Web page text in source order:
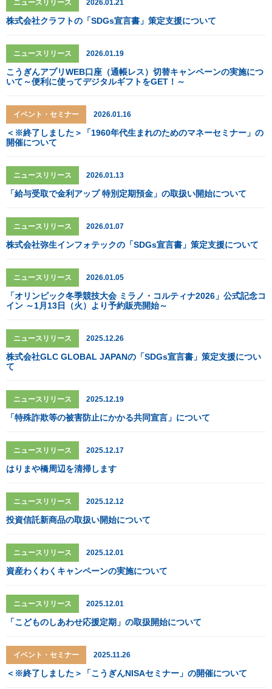
ニュースリリース 2026.01.21
株式会社クラフトの「SDGs宣言書」策定支援について
ニュースリリース 2026.01.19
こうぎんアプリWEB口座（通帳レス）切替キャンペーンの実施につ
いて～便利に使ってデジタルギフトをGET！～
イベント・セミナー 2026.01.16
＜※終了しました＞「1960年代生まれのためのマネーセミナー」の
開催について
ニュースリリース 2026.01.13
「給与受取で金利アップ 特別定期預金」の取扱い開始について
ニュースリリース 2026.01.07
株式会社弥生インフォテックの「SDGs宣言書」策定支援について
ニュースリリース 2026.01.05
「オリンピック冬季競技大会 ミラノ・コルティナ2026」公式記念コ
イン ～1月13日（火）より予約販売開始～
ニュースリリース 2025.12.26
株式会社GLC GLOBAL JAPANの「SDGs宣言書」策定支援につい
て
ニュースリリース 2025.12.19
「特殊詐欺等の被害防止にかかる共同宣言」について
ニュースリリース 2025.12.17
はりまや橋周辺を清掃します
ニュースリリース 2025.12.12
投資信託新商品の取扱い開始について
ニュースリリース 2025.12.01
資産わくわくキャンペーンの実施について
ニュースリリース 2025.12.01
「こどものしあわせ応援定期」の取扱開始について
イベント・セミナー 2025.11.26
＜※終了しました＞「こうぎんNISAセミナー」の開催について